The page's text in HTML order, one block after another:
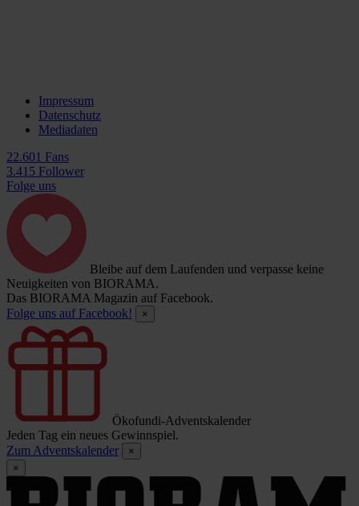
Impressum
Datenschutz
Mediadaten
22.601 Fans
3.415 Follower
Folge uns
Bleibe auf dem Laufenden und verpasse keine
Neuigkeiten von BIORAMA.
Das BIORAMA Magazin auf Facebook.
Folge uns auf Facebook!
×
Ökofundi-Adventskalender
Jeden Tag ein neues Gewinnspiel.
Zum Adventskalender
×
×